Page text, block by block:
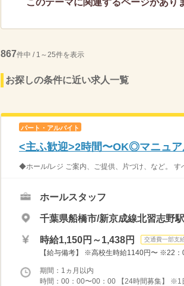
このテーマに関連するページがあり
867件中 / 1～25件を表示
お探しの条件に近い求人一覧
パート・アルバイト
<主ふ歓迎>2時間〜OK◎マニュ
◆ホール/レジ ご案内、ご提供、片づけ、など。
ホールスタッフ
千葉県船橋市/新京成線北習志野駅
時給1,150円～1,438円 交通費一部支
【給与備考】 ※高校生時給1140円〜 ※22
期間：1ヵ月以内
時間：00：00〜00：00 【24時間募集】